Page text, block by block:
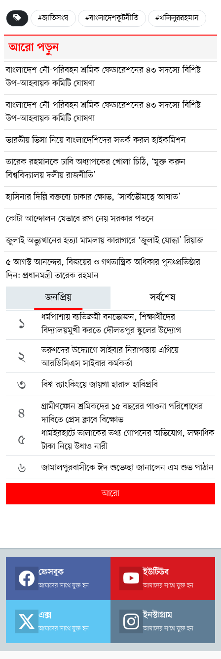
#জাতিসংঘ #বাংলাদেশকূটনীতি #খলিলুররহমান
আরো পড়ুন
বাংলাদেশ নৌ-পরিবহন শ্রমিক ফেডারেশনের ৪৩ সদস্যে বিশিষ্ট
উপ-আহবায়ক কমিটি ঘোষণা
বাংলাদেশ নৌ-পরিবহন শ্রমিক ফেডারেশনের ৪৩ সদস্যে বিশিষ্ট
উপ-আহবায়ক কমিটি ঘোষণা
ভারতীয় ভিসা নিয়ে বাংলাদেশিদের সতর্ক করল হাইকমিশন
তারেক রহমানকে ঢাবি অধ্যাপকের খোলা চিঠি, ‘মুক্ত করুন
বিশ্ববিদ্যালয় দলীয় রাজনীতি’
হাসিনার দিল্লি বক্তব্যে ঢাকার ক্ষোভ, ‘সার্বভৌমত্বে আঘাত’
কোটা আন্দোলন যেভাবে রূপ নেয় সরকার পতনে
জুলাই অভ্যুত্থানের হত্যা মামলায় কারাগারে ‘জুলাই যোদ্ধা’ রিয়াজ
৫ আগস্ট আনন্দের, বিজয়ের ও গণতান্ত্রিক অধিকার পুনঃপ্রতিষ্ঠার
দিন: প্রধানমন্ত্রী তারেক রহমান
জনপ্রিয় সর্বশেষ
১
ধর্মপাশায় ব্যতিক্রমী বনভোজন, শিক্ষার্থীদের
বিদ্যালয়মুখী করতে দৌলতপুর স্কুলের উদ্যোগ
২
তরুণদের উদ্যোগে সাইবার নিরাপত্তায় এগিয়ে
আরডিসিএস সাইবার কর্মকর্তা
৩ বিশ্ব র‍্যাংকিংয়ে জায়গা হারাল হাবিপ্রবি
৪
গ্রামীণফোন শ্রমিকদের ১৫ বছরের পাওনা পরিশোধের
দাবিতে প্রেস ক্লাবে বিক্ষোভ
৫
ধামইরহাটে তালাকের তথ্য গোপনের অভিযোগ, লক্ষাধিক
টাকা নিয়ে উধাও নারী
৬ জামালপুরবাসীকে ঈদ শুভেচ্ছা জানালেন এম শুভ পাঠান
আরো
ফেসবুক
আমাদের সাথে যুক্ত হন
ইউটিউব
আমাদের সাথে যুক্ত হন
এক্স
আমাদের সাথে যুক্ত হন
ইনস্টাগ্রাম
আমাদের সাথে যুক্ত হন